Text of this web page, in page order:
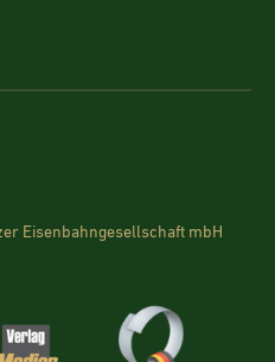
Eisenbahngesellschaft mbH